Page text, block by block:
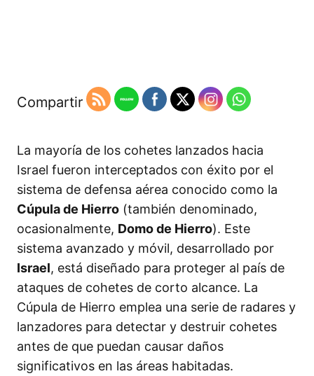
Compartir
La mayoría de los cohetes lanzados hacia
Israel fueron interceptados con éxito por el
sistema de defensa aérea conocido como la
Cúpula de Hierro (también denominado,
ocasionalmente, Domo de Hierro). Este
sistema avanzado y móvil, desarrollado por
Israel, está diseñado para proteger al país de
ataques de cohetes de corto alcance. La
Cúpula de Hierro emplea una serie de radares y
lanzadores para detectar y destruir cohetes
antes de que puedan causar daños
significativos en las áreas habitadas.